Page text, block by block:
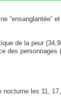
“ensanglantée” et
de la peur
des personnages
nocturne les 11,